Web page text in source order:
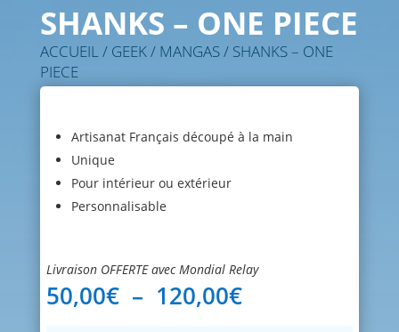
SHANKS – ONE PIECE
ACCUEIL/ GEEK/ MANGAS/ SHANKS – ONE
PIECE
Artisanat Français découpé à la main
Unique
Pour intérieur ou extérieur
Personnalisable
Livraison OFFERTE avec Mondial Relay
50,00€ – 120,00€Plage
de